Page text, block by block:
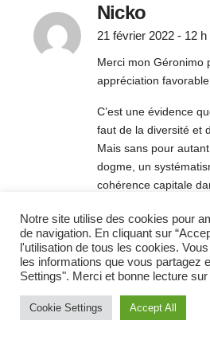
Nicko
21 février 2022 - 12
Merci mon Géronimo
appréciation favorable
C’est une évidence
faut de la diversité et
Mais sans pour
dogme, un
cohérence capitale
et moi d’appartenir à
riche, lequel nourrit
monde
Notre site utilise des cookies pour
de navigation. En cliquant sur
l'utilisation de tous les cookies.
les informations que vous partagez
Settings". Merci et bonne lecture
Cookie Settings Accept All